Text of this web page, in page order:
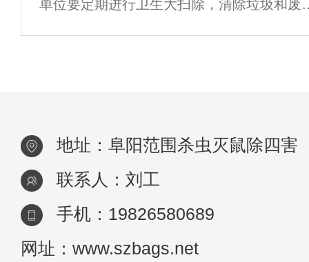
一点汁后，混入其他材料中搅拌均
单位要定期进行卫生大扫除，清除垃圾和废
的杂物，寻找死蟑和卵鞘，并将它们烧毁。
地址：阜阳范围杀虫灭鼠除四害
联系人：刘工
手机：19826580689
网址：www.szbags.net